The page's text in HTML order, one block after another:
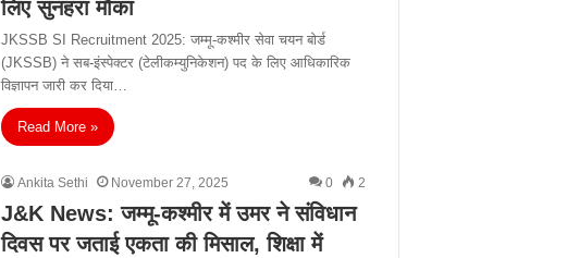
लिए सुनहरा मौका
JKSSB SI Recruitment 2025: जम्मू-कश्मीर सेवा चयन बोर्ड
(JKSSB) ने सब-इंस्पेक्टर (टेलीकम्युनिकेशन) पद के लिए आधिकारिक
विज्ञापन जारी कर दिया…
Read More »
Ankita Sethi November 27, 2025 0 2
J&K News: जम्मू-कश्मीर में उमर ने संविधान
दिवस पर जताई एकता की मिसाल, शिक्षा में